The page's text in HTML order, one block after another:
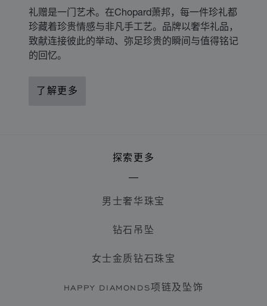
礼赠是一门艺术。在Chopard萧邦，每一件珍礼都
珍藏着珍贵情感与非凡手工艺。品牌以奢华礼品，
致献连接彼此的举动、弥足珍贵的瞬间与值得铭记
的回忆。
了解更多
探索更多
男士奢华珠宝
钻石吊坠
女士金质钻石珠宝
HAPPY DIAMONDS项链及坠饰